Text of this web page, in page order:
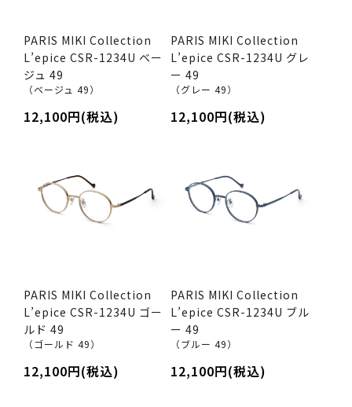
PARIS MIKI Collection
L’epice CSR-1234U ベー
ジュ 49
（ベージュ 49）
12,100円(税込)
PARIS MIKI Collection
L’epice CSR-1234U グレ
ー 49
（グレー 49）
12,100円(税込)
PARIS MIKI Collection
L’epice CSR-1234U ゴー
ルド 49
（ゴールド 49）
12,100円(税込)
PARIS MIKI Collection
L’epice CSR-1234U ブル
ー 49
（ブルー 49）
12,100円(税込)